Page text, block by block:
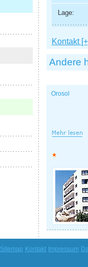
Lage:
Kontakt
Andere
Orosol
Sitemap Kontakt Impressum